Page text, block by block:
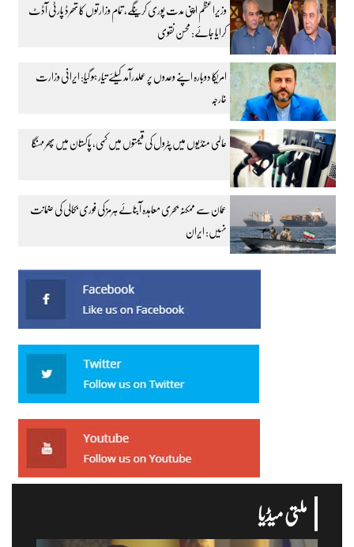
وزیراعظم اپنی مدت پوری کرینگے، تمام وزارتوں کا تھرڈ پارٹی آڈٹ
کرایا جائے: محسن نقوی
امریکا دوبارہ اپنے وعدوں پر عملدرآمد کیلئے تیار ہو گیا: ایرانی وزارت
خارجہ
عالمی منڈیوں میں پٹرول کی قیمتوں میں کمی، پاکستان میں پھر مہنگا
عمان سے ممکنہ بحری معاہدہ آبنائے ہرمز کی فوری بحالی کی ضمانت
نہیں: ایران
ملتی میڈیا